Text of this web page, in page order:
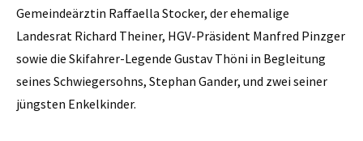
Gemeindeärztin Raffaella Stocker, der ehemalige
Landesrat Richard Theiner, HGV-Präsident Manfred Pinzger
sowie die Skifahrer-Legende Gustav Thöni in Begleitung
seines Schwiegersohns, Stephan Gander, und zwei seiner
jüngsten Enkelkinder.